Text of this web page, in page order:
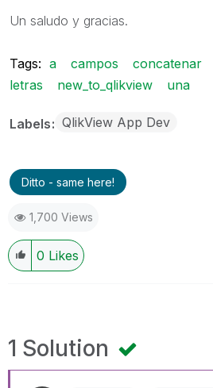
Un saludo y gracias.
Tags: a campos concatenar
letras
new_to_qlikview una
Labels QlikView App Dev
Ditto - same here!
1,700 Views
0 Likes
1 Solution